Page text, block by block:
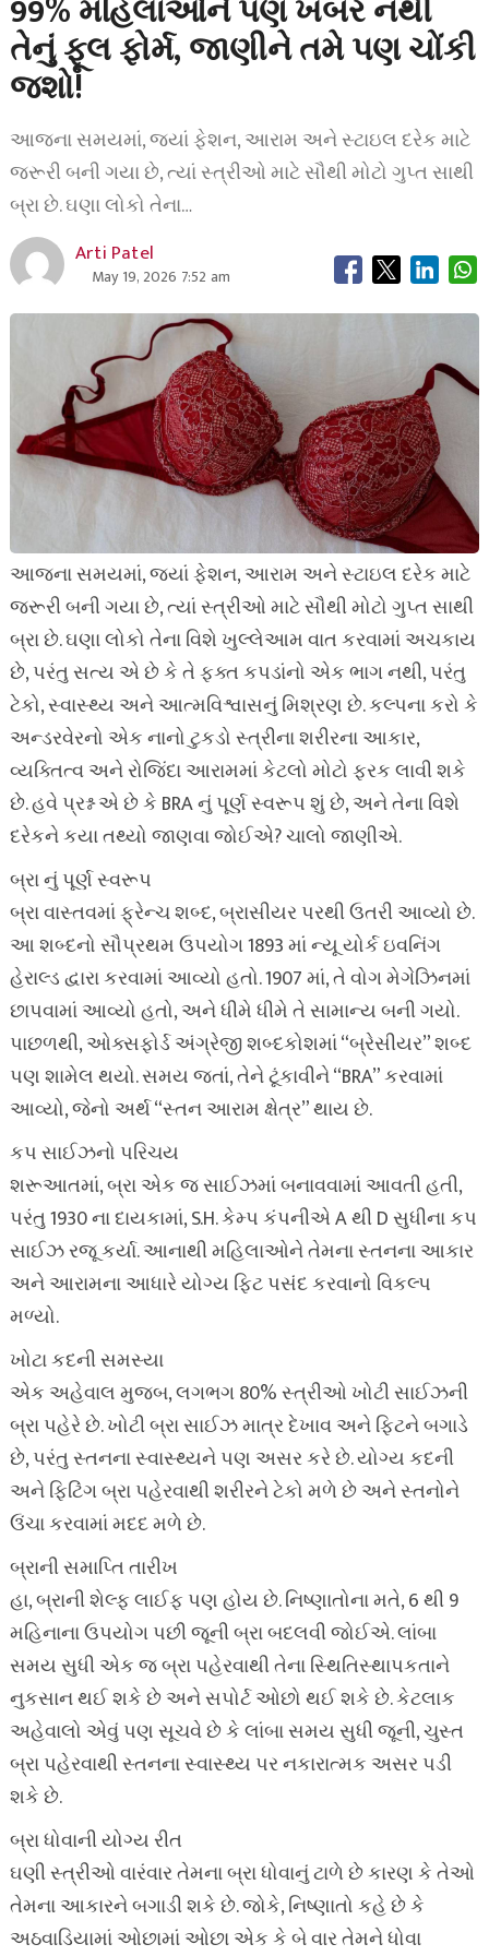
99% મહિલાઓને પણ ખબર નથી
તેનું ફૂલ ફોર્મ, જાણીને તમે પણ ચોંકી
જશો!
આજના સમયમાં, જ્યાં ફેશન, આરામ અને સ્ટાઇલ દરેક માટે
જરૂરી બની ગયા છે, ત્યાં સ્ત્રીઓ માટે સૌથી મોટો ગુપ્ત સાથી
બ્રા છે. ઘણા લોકો તેના…
Arti Patel
May 19, 2026 7:52 am
આજના સમયમાં, જ્યાં ફેશન, આરામ અને સ્ટાઇલ દરેક માટે
જરૂરી બની ગયા છે, ત્યાં સ્ત્રીઓ માટે સૌથી મોટો ગુપ્ત સાથી
બ્રા છે. ઘણા લોકો તેના વિશે ખુલ્લેઆમ વાત કરવામાં અચકાય
છે, પરંતુ સત્ય એ છે કે તે ફક્ત કપડાંનો એક ભાગ નથી, પરંતુ
ટેકો, સ્વાસ્થ્ય અને આત્મવિશ્વાસનું મિશ્રણ છે. કલ્પના કરો કે
અન્ડરવેરનો એક નાનો ટુકડો સ્ત્રીના શરીરના આકાર,
વ્યક્તિત્વ અને રોજિંદા આરામમાં કેટલો મોટો ફરક લાવી શકે
છે. હવે પ્રશ્ન એ છે કે BRA નું પૂર્ણ સ્વરૂપ શું છે, અને તેના વિશે
દરેકને કયા તથ્યો જાણવા જોઈએ? ચાલો જાણીએ.
બ્રા નું પૂર્ણ સ્વરૂપ
બ્રા વાસ્તવમાં ફ્રેન્ચ શબ્દ, બ્રાસીયર પરથી ઉતરી આવ્યો છે.
આ શબ્દનો સૌપ્રથમ ઉપયોગ 1893 માં ન્યૂ યોર્ક ઇવનિંગ
હેરાલ્ડ દ્વારા કરવામાં આવ્યો હતો. 1907 માં, તે વોગ મેગેઝિનમાં
છાપવામાં આવ્યો હતો, અને ધીમે ધીમે તે સામાન્ય બની ગયો.
પાછળથી, ઓક્સફોર્ડ અંગ્રેજી શબ્દકોશમાં “બ્રેસીયર” શબ્દ
પણ શામેલ થયો. સમય જતાં, તેને ટૂંકાવીને “BRA” કરવામાં
આવ્યો, જેનો અર્થ “સ્તન આરામ ક્ષેત્ર” થાય છે.
કપ સાઈઝનો પરિચય
શરૂઆતમાં, બ્રા એક જ સાઈઝમાં બનાવવામાં આવતી હતી,
પરંતુ 1930 ના દાયકામાં, S.H. કેમ્પ કંપનીએ A થી D સુધીના કપ
સાઈઝ રજૂ કર્યા. આનાથી મહિલાઓને તેમના સ્તનના આકાર
અને આરામના આધારે યોગ્ય ફિટ પસંદ કરવાનો વિકલ્પ
મળ્યો.
ખોટા કદની સમસ્યા
એક અહેવાલ મુજબ, લગભગ 80% સ્ત્રીઓ ખોટી સાઈઝની
બ્રા પહેરે છે. ખોટી બ્રા સાઈઝ માત્ર દેખાવ અને ફિટને બગાડે
છે, પરંતુ સ્તનના સ્વાસ્થ્યને પણ અસર કરે છે. યોગ્ય કદની
અને ફિટિંગ બ્રા પહેરવાથી શરીરને ટેકો મળે છે અને સ્તનોને
ઉંચા કરવામાં મદદ મળે છે.
બ્રાની સમાપ્તિ તારીખ
હા, બ્રાની શેલ્ફ લાઈફ પણ હોય છે. નિષ્ણાતોના મતે, 6 થી 9
મહિનાના ઉપયોગ પછી જૂની બ્રા બદલવી જોઈએ. લાંબા
સમય સુધી એક જ બ્રા પહેરવાથી તેના સ્થિતિસ્થાપકતાને
નુકસાન થઈ શકે છે અને સપોર્ટ ઓછો થઈ શકે છે. કેટલાક
અહેવાલો એવું પણ સૂચવે છે કે લાંબા સમય સુધી જૂની, ચુસ્ત
બ્રા પહેરવાથી સ્તનના સ્વાસ્થ્ય પર નકારાત્મક અસર પડી
શકે છે.
બ્રા ધોવાની યોગ્ય રીત
ઘણી સ્ત્રીઓ વારંવાર તેમના બ્રા ધોવાનું ટાળે છે કારણ કે તેઓ
તેમના આકારને બગાડી શકે છે. જોકે, નિષ્ણાતો કહે છે કે
અઠવાડિયામાં ઓછામાં ઓછા એક કે બે વાર તેમને ધોવા